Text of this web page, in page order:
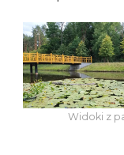
Widoki z